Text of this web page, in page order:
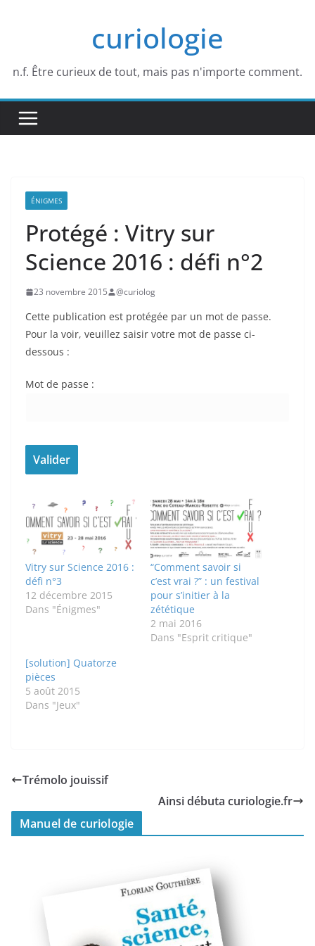
curiologie
n.f. Être curieux de tout, mais pas n'importe comment.
ÉNIGMES
Protégé : Vitry sur
Science 2016 : défi n°2
23 novembre 2015 @curiolog
Cette publication est protégée par un mot de passe.
Pour la voir, veuillez saisir votre mot de passe ci-
dessous :
Mot de passe :
Vitry sur Science 2016 :
défi n°3
12 décembre 2015
Dans "Énigmes"
“Comment savoir si
c’est vrai ?” : un festival
pour s’initier à la
zététique
2 mai 2016
Dans "Esprit critique"
[solution] Quatorze
pièces
5 août 2015
Dans "Jeux"
Trémolo jouissif
Ainsi débuta curiologie.fr
Manuel de curiologie